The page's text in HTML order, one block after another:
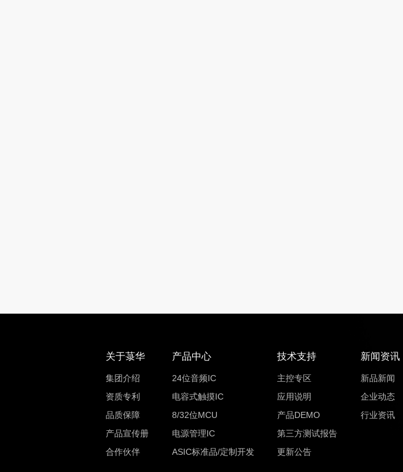
关于菉华
集团介绍
资质专利
品质保障
产品宣传册
合作伙伴
产品中心
24位音频IC
电容式触摸IC
8/32位MCU
电源管理IC
ASIC标准品/定制开发
技术支持
主控专区
应用说明
产品DEMO
第三方测试报告
更新公告
新闻资讯
新品新闻
企业动态
行业资讯